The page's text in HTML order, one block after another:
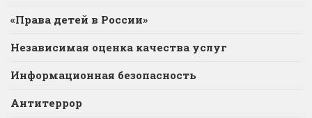
«Права детей в России»
Независимая оценка качества услуг
Информационная безопасность
Антитеррор